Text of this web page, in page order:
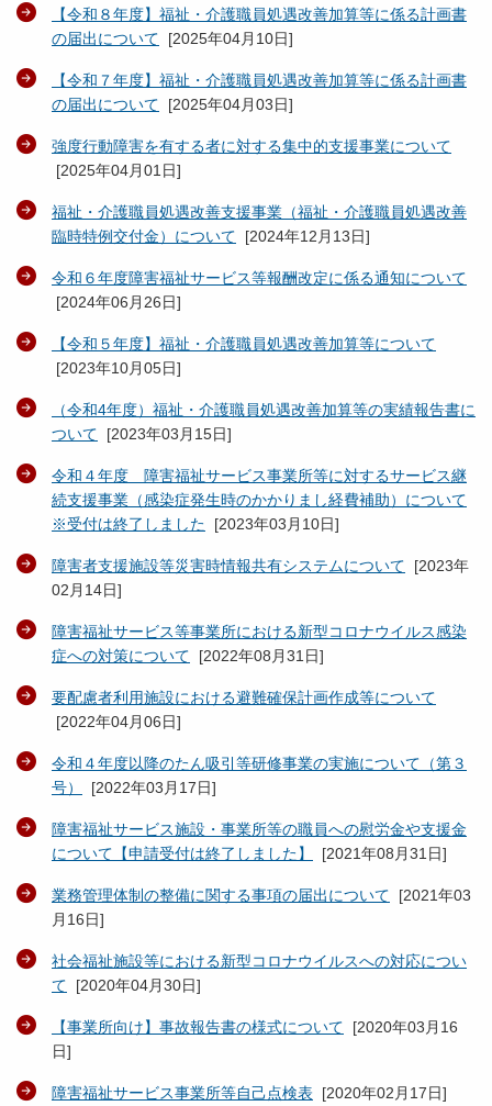
【令和８年度】福祉・介護職員処遇改善加算等に係る計画書
の届出について [2025年04月10日]
【令和７年度】福祉・介護職員処遇改善加算等に係る計画書
の届出について [2025年04月03日]
強度行動障害を有する者に対する集中的支援事業について
[2025年04月01日]
福祉・介護職員処遇改善支援事業（福祉・介護職員処遇改善
臨時特例交付金）について [2024年12月13日]
令和６年度障害福祉サービス等報酬改定に係る通知について
[2024年06月26日]
【令和５年度】福祉・介護職員処遇改善加算等について
[2023年10月05日]
（令和4年度）福祉・介護職員処遇改善加算等の実績報告書に
ついて [2023年03月15日]
令和４年度 障害福祉サービス事業所等に対するサービス継
続支援事業（感染症発生時のかかりまし経費補助）について
※受付は終了しました [2023年03月10日]
障害者支援施設等災害時情報共有システムについて [2023年
02月14日]
障害福祉サービス等事業所における新型コロナウイルス感染
症への対策について [2022年08月31日]
要配慮者利用施設における避難確保計画作成等について
[2022年04月06日]
令和４年度以降のたん吸引等研修事業の実施について（第３
号）
[2022年03月17日]
障害福祉サービス施設・事業所等の職員への慰労金や支援金
について【申請受付は終了しました】
[2021年08月31日]
業務管理体制の整備に関する事項の届出について [2021年03
月16日]
社会福祉施設等における新型コロナウイルスへの対応につい
て [2020年04月30日]
【事業所向け】事故報告書の様式について [2020年03月16
日]
障害福祉サービス事業所等自己点検表 [2020年02月17日]